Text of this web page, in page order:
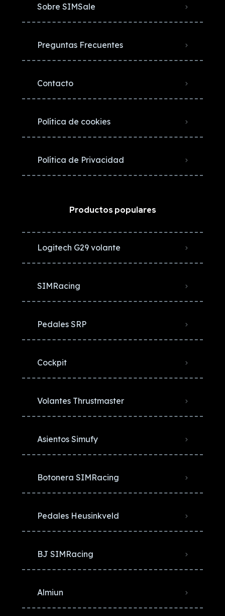
Sobre SIMSale
Preguntas Frecuentes
Contacto
Política de cookies
Política de Privacidad
Productos populares
Logitech G29 volante
SIMRacing
Pedales SRP
Cockpit
Volantes Thrustmaster
Asientos Simufy
Botonera SIMRacing
Pedales Heusinkveld
BJ SIMRacing
Almiun